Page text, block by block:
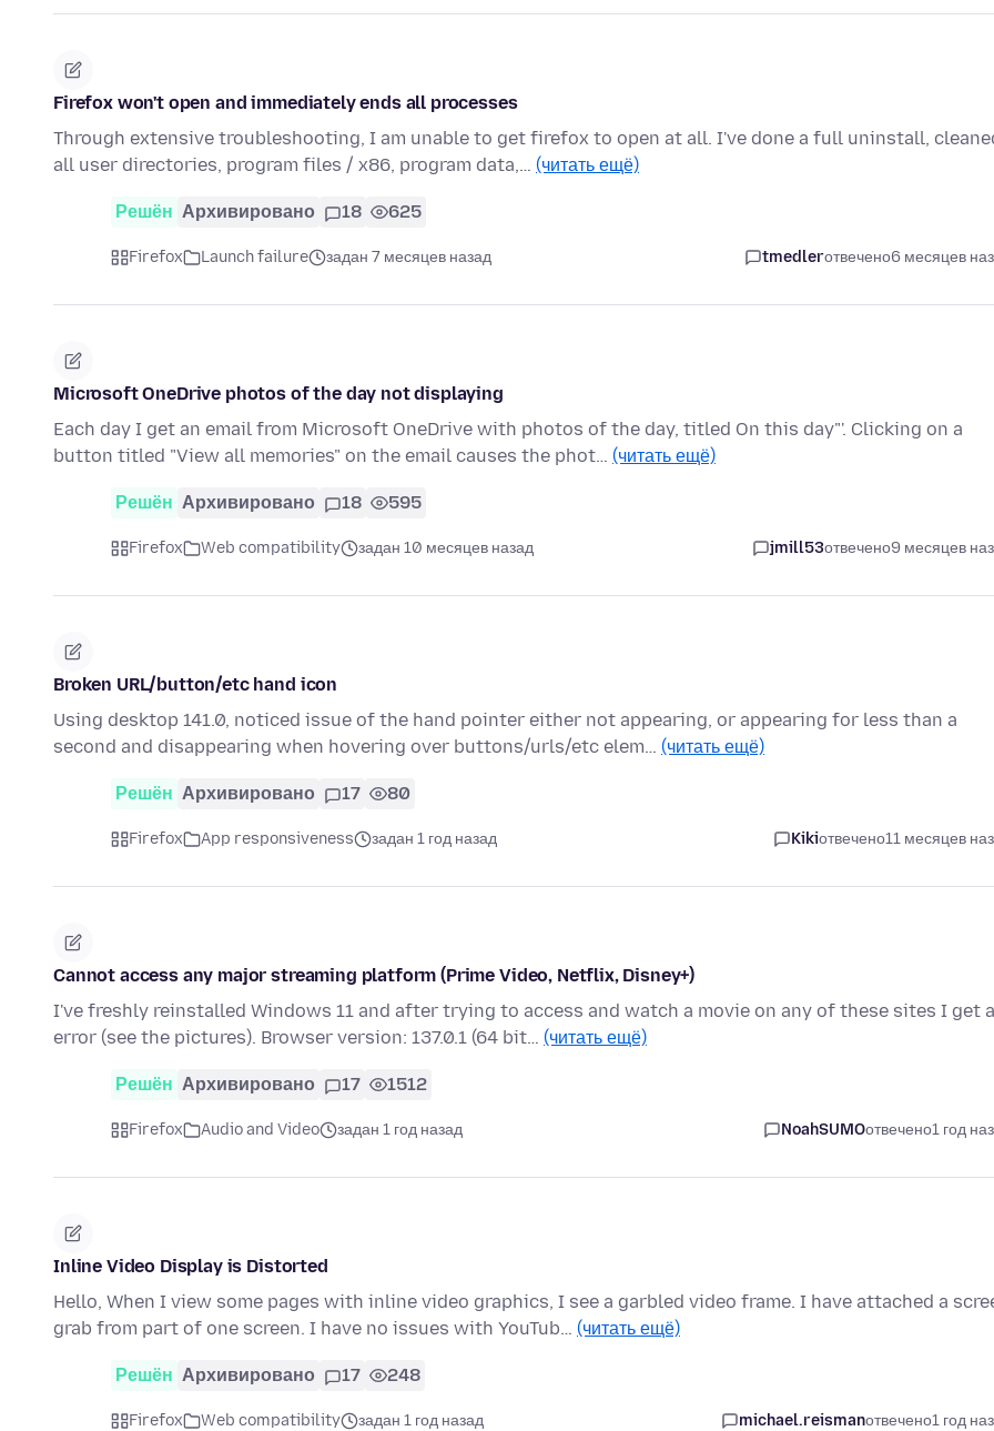
Firefox won't open and immediately ends all processes
Through extensive troubleshooting, I am unable to get firefox to open at all. I've done a full uninstall,
all user directories, program files / x86, program data,… (читать ещё)
Решён Архивировано 18 625
Firefox Launch failure задан 7 месяцев назад tmedlerотвечено6 месяцев
Microsoft OneDrive photos of the day not displaying
Each day I get an email from Microsoft OneDrive with photos of the day, titled On this day"'. Clicking on a
button titled "View all memories" on the email causes the phot… (читать ещё)
Решён Архивировано 18 595
Firefox Web compatibility задан 10 месяцев назад jmill53отвечено9 месяцев
Broken URL/button/etc hand icon
Using desktop 141.0, noticed issue of the hand pointer either not appearing, or appearing for less than a
second and disappearing when hovering over buttons/urls/etc elem… (читать ещё)
Решён Архивировано 17 80
Firefox App responsiveness задан 1 год назад Kikiотвечено11 месяцев
Cannot access any major streaming platform (Prime Video, Netflix, Disney+)
I've freshly reinstalled Windows 11 and after trying to access and watch a movie on any of these sites I get
error (see the pictures). Browser version: 137.0.1 (64 bit… (читать ещё)
Решён Архивировано 17 1512
Firefox Audio and Video задан 1 год назад NoahSUMOотвечено1 год
Inline Video Display is Distorted
Hello, When I view some pages with inline video graphics, I see a garbled video frame. I have attached a
grab from part of one screen. I have no issues with YouTub… (читать ещё)
Решён Архивировано 17 248
Firefox Web compatibility задан 1 год назад michael.reismanотвечено1 год